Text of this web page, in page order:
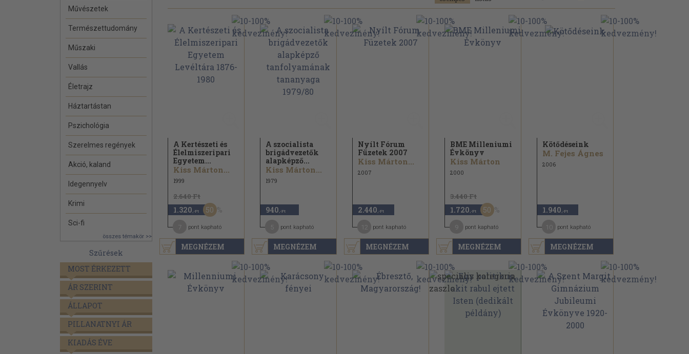
Művészetek
Természettudomány
Műszaki
Vallás
Életrajz
Háztartástan
Pszichológia
Szerelmes regények
Akció, kaland
Idegennyelv
Krimi
Sci-fi
összes témakör >>
Szűrések
MOST ÉRKEZETT
ÁR SZERINT
ÁLLAPOT
PILLANATNYI ÁR
KIADÁS ÉVE
MEGNÉZEM
A Kertészeti és
Élelmiszeripari
Egyetem...
Kiss Márton...
1999
2.640 Ft
1.320 ,-Ft 50
pont kapható
MEGNÉZEM
A szocialista
brigádvezetők
alapképző...
Kiss Márton...
1979
940 ,-Ft
pont kapható
MEGNÉZEM
Nyílt Fórum
Füzetek 2007
Kiss Márton...
2007
2.440 ,-Ft
pont kapható
MEGNÉZEM
BME Milleniumi
Évkönyv
Kiss Márton
2000
3.440 Ft
1.720 ,-Ft 50
pont kapható
MEGNÉZEM
Kötődéseink
M. Fejes Ágnes
2006
1.940 ,-Ft
pont kapható